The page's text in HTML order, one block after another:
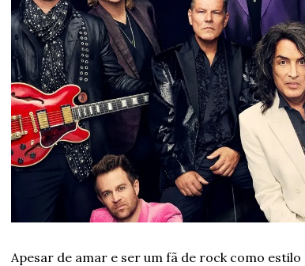
Apesar de amar e ser um fã de rock como